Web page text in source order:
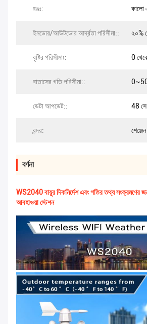
রঙঃ: কালো
ইনডোর/আউটডোর আর্দ্রতা পরিসীমা:: ২০%
বৃষ্টির পরিসীমাঃ: 0
বাতাসের গতি পরিসীমা::
ডেটা আপডেট:: 48 সে
বন্দর: শেঞ্জেন
বর্ণনা
WS2040 বায়ুর দিকনির্দেশ এবং গতির তথ্য সংক্রমণের
আবহাওয়া স্টেশন